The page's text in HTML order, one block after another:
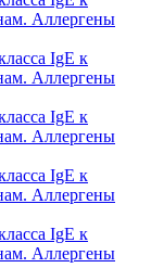
Аллергены
IgE к
Аллергены
IgE к
Аллергены
IgE к
Аллергены
IgE к
Аллергены